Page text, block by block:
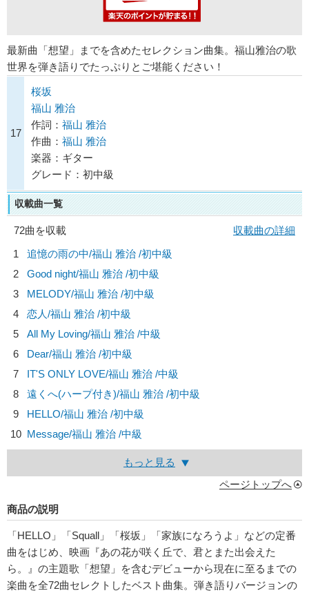
最新曲「想望」までを含めたセレクション曲集。福山雅治の歌
世界を弾き語りでたっぷりとご堪能ください！
17
桜坂
福山 雅治
作詞： 福山 雅治
作曲： 福山 雅治
楽器：ギター
グレード：初中級
収載曲一覧
72曲を収載
収載曲の詳細
1
追憶の雨の中/福山 雅治 /初中級
2
Good night/福山 雅治 /初中級
3
MELODY/福山 雅治 /初中級
4
恋人/福山 雅治 /初中級
5
All My Loving/福山 雅治 /中級
6
Dear/福山 雅治 /初中級
7
IT'S ONLY LOVE/福山 雅治 /中級
8
遠くへ(ハープ付き)/福山 雅治 /初中級
9
HELLO/福山 雅治 /初中級
10 Message/福山 雅治 /中級
もっと見る
ページトップへ
商品の説明
「HELLO」「Squall」「桜坂」「家族になろうよ」などの定番
曲をはじめ、映画『あの花が咲く丘で、君とまた出会えた
ら。』の主題歌「想望」を含むデビューから現在に至るまでの
楽曲を全72曲セレクトしたベスト曲集。弾き語りバージョンの